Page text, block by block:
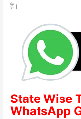
हैं।
State Wise
WhatsApp